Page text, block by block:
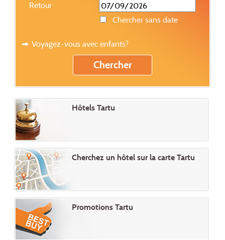
Retour
Chercher sans date
Voyagez-vous avec enfants?
Hôtels Tartu
Cherchez un hôtel sur la carte Tartu
Promotions Tartu